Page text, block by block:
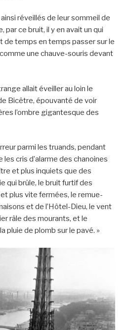
réveillés de leur sommeil de
ce bruit, il y en avait un qui
de temps en temps passer sur le
une chauve-souris devant
allait éveiller au loin le
Bicêtre, épouvanté de voir
l’ombre gigantesque des
parmi les truands, pendant
les cris d’alarme des chanoines
et plus inquiets que des
qui brûle, le bruit furtif des
plus vite fermées, le remue-
et de l’Hôtel-Dieu, le vent
râle des mourants, et le
pluie de plomb sur le pavé. »